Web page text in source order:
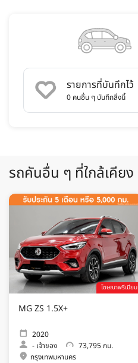
รายการที่บันทึกไว้
0 คนอื่น ๆ บันทึกสิ่งนี้
รถคันอื่น ๆ ที่ใกล้เคียง
โฆษณาพรีเมียม
MG ZS 1.5X+
2020
- เจ้าของ
73,795 กม.
กรุงเทพมหานคร